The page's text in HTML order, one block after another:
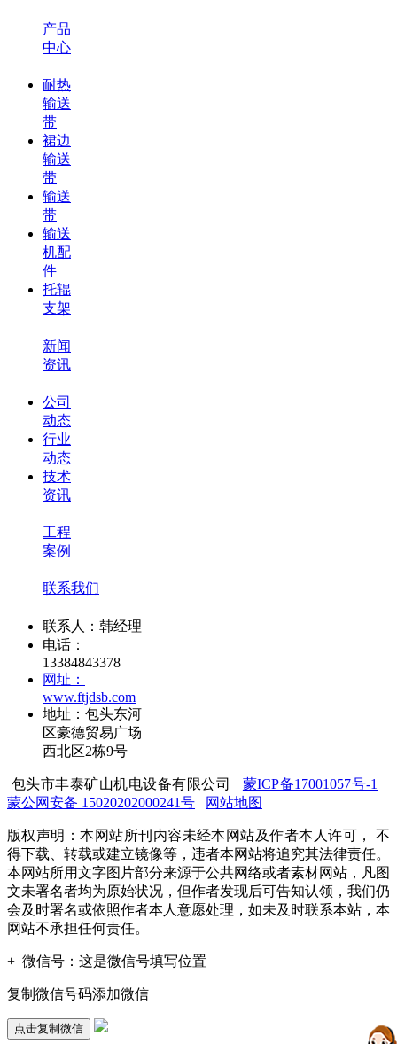
产品
中心
耐热
输送
带
裙边
输送
带
输送
带
输送
机配
件
托辊
支架
新闻
资讯
公司
动态
行业
动态
技术
资讯
工程
案例
联系我们
联系人：韩经理
电话：
13384843378
网址：
www.ftjdsb.com
地址：包头东河
区豪德贸易广场
西北区2栋9号
包头市丰泰矿山机电设备有限公司 蒙ICP备17001057号-1
蒙公网安备 15020202000241号
网站地图
版权声明：本网站所刊内容未经本网站及作者本人许可， 不
得下载、转载或建立镜像等，违者本网站将追究其法律责任。
本网站所用文字图片部分来源于公共网络或者素材网站，凡图
文未署名者均为原始状况，但作者发现后可告知认领，我们仍
会及时署名或依照作者本人意愿处理，如未及时联系本站，本
网站不承担任何责任。
+ 微信号： 这是微信号填写位置
复制微信号码添加微信
点击复制微信